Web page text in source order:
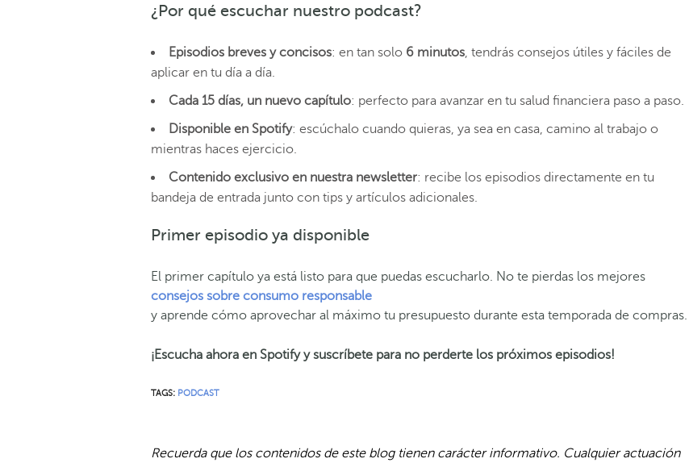
¿Por qué escuchar nuestro podcast?
Episodios breves y concisos: en tan solo 6 minutos, tendrás consejos útiles y fáciles de
aplicar en tu día a día.
Cada 15 días, un nuevo capítulo: perfecto para avanzar en tu salud financiera paso a paso.
Disponible en Spotify: escúchalo cuando quieras, ya sea en casa, camino al trabajo o
mientras haces ejercicio.
Contenido exclusivo en nuestra newsletter: recibe los episodios directamente en tu
bandeja de entrada junto con tips y artículos adicionales.
Primer episodio ya disponible
El primer capítulo ya está listo para que puedas escucharlo. No te pierdas los mejores
consejos sobre consumo responsable
y aprende cómo aprovechar al máximo tu presupuesto durante esta temporada de compras.
¡Escucha ahora en Spotify y suscríbete para no perderte los próximos episodios!
TAGS: PODCAST
Recuerda que los contenidos de este blog tienen carácter informativo. Cualquier actuación